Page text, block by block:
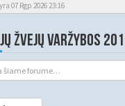
07 Rgp 2026 23:16
ŽVEJŲ VARŽYBOS